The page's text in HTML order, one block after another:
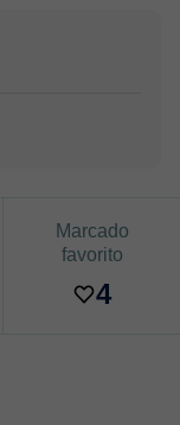
Marcado
favorito
4